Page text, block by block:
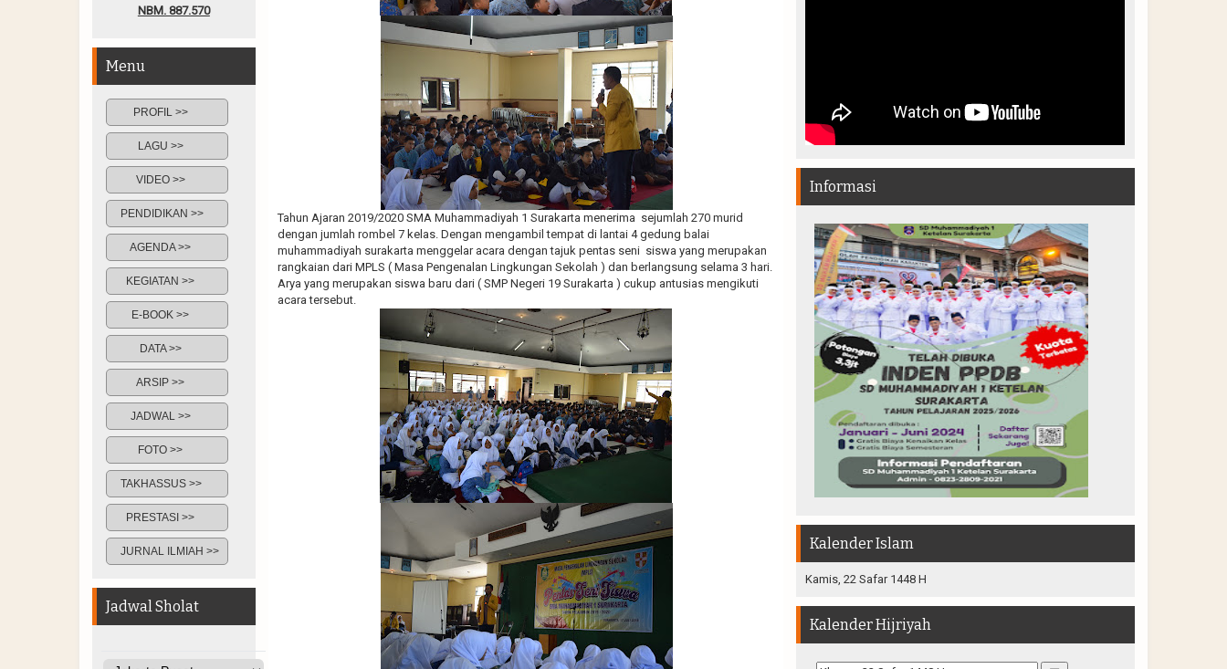
Tahun Ajaran 2019/2020 SMA Muhammadiyah 1 Surakarta menerima sejumlah 270 murid
dengan jumlah rombel 7 kelas. Dengan mengambil tempat di lantai 4 gedung balai
muhammadiyah surakarta menggelar acara dengan tajuk pentas seni siswa yang merupakan
rangkaian dari MPLS ( Masa Pengenalan Lingkungan Sekolah ) dan berlangsung selama 3 hari.
Arya yang merupakan siswa baru dari ( SMP Negeri 19 Surakarta ) cukup antusias mengikuti
acara tersebut.
NBM. 887.570
Menu
PROFIL >>
LAGU >>
VIDEO >>
PENDIDIKAN >>
AGENDA >>
KEGIATAN >>
E-BOOK >>
DATA >>
ARSIP >>
JADWAL >>
FOTO >>
TAKHASSUS >>
PRESTASI >>
JURNAL ILMIAH >>
Jadwal Sholat
Informasi
Kalender Islam
Kamis, 22 Safar 1448 H
Kalender Hijriyah